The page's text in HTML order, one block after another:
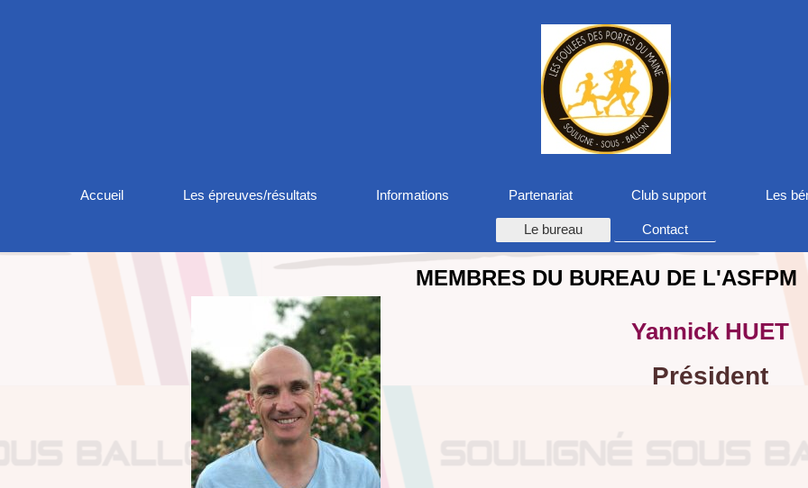
Accueil Les épreuves/résultats Informations Partenariat Club support Les
Le bureau Contact
MEMBRES DU BUREAU DE L'ASFPM
Yannick HUET
Président